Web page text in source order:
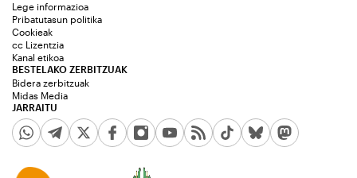
JARRAITU
Lege informazioa
Pribatutasun politika
Cookieak
cc Lizentzia
Kanal etikoa
BESTELAKO ZERBITZUAK
Bidera zerbitzuak
Midas Media